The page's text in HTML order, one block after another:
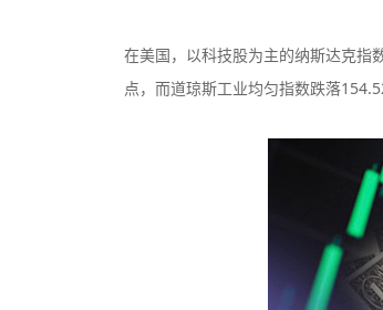
在美国，以科技股为主的纳斯达克指
点，而道琼斯工业均匀指数跌落